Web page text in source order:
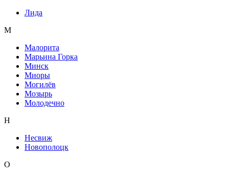
Лида
М
Малорита
Марьина Горка
Минск
Миоры
Могилёв
Мозырь
Молодечно
Н
Несвиж
Новополоцк
О